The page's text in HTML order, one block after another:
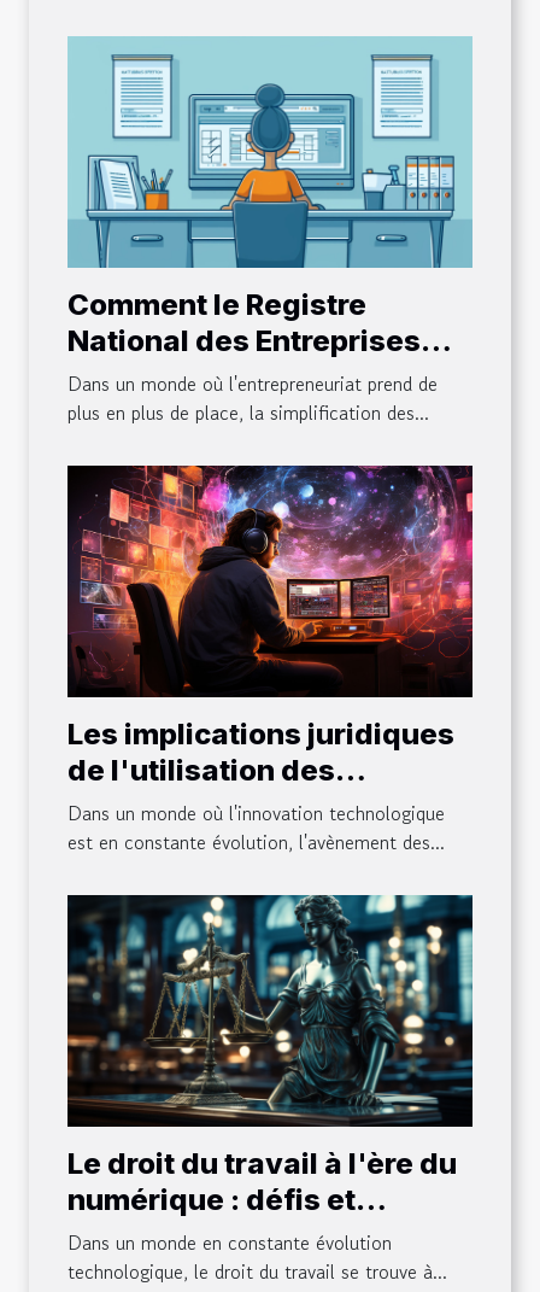
Comment le Registre
National des Entreprises
facilite-t-il les démarches
administratives pour les
Dans un monde où l'entrepreneuriat prend de
plus en plus de place, la simplification des...
Les implications juridiques
de l'utilisation des
générateurs d'images par
IA pour les créateurs de
Dans un monde où l'innovation technologique
est en constante évolution, l'avènement des...
Le droit du travail à l'ère du
numérique : défis et
opportunités pour les
entrepreneurs
Dans un monde en constante évolution
technologique, le droit du travail se trouve à...